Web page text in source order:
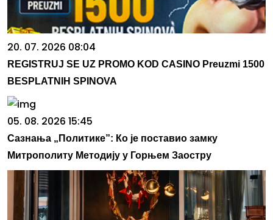
20. 07. 2026 08:04
REGISTRUJ SE UZ PROMO KOD CASINO Preuzmi 1500
BESPLATNIH SPINOVA
05. 08. 2026 15:45
Сазнања „Политике”: Ко је поставио замку
Митрополиту Методију у Горњем Заостру